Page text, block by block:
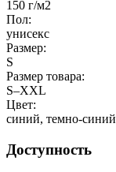
150 г/м2
Пол:
унисекс
Размер:
S
Размер товара:
S–XXL
Цвет:
синий, темно-синий
Доступность